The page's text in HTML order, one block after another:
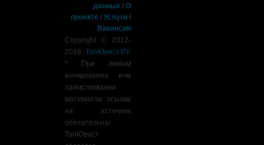
данных /О
проекте /Услуги /
Вакансии
Copyright © 2012-
2018,ТопЮрист.РУ.
* При любом
копировании или
заимствовании
материала ссылка
на источник
обязательна!
ТопЮрист